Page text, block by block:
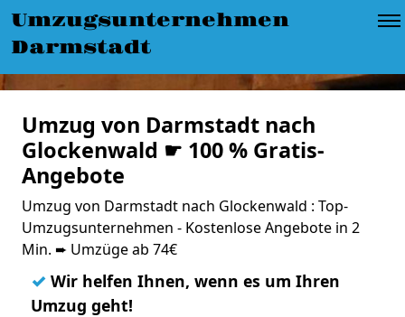
Umzugsunternehmen
Darmstadt
Umzug von Darmstadt nach
Glockenwald ☛ 100 % Gratis-
Angebote
Umzug von Darmstadt nach Glockenwald : Top-
Umzugsunternehmen - Kostenlose Angebote in 2
Min. ➨ Umzüge ab 74€
✓ Wir helfen Ihnen, wenn es um Ihren
Umzug geht!